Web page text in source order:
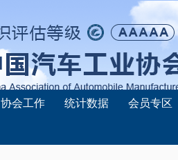
协会工作 统计数据 会员专区